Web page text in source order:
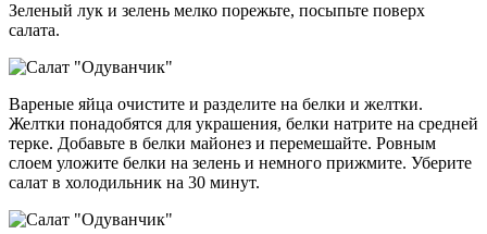
Зеленый лук и зелень мелко порежьте, посыпьте поверх
салата.
Вареные яйца очистите и разделите на белки и желтки.
Желтки понадобятся для украшения, белки натрите на средней
терке. Добавьте в белки майонез и перемешайте. Ровным
слоем уложите белки на зелень и немного прижмите. Уберите
салат в холодильник на 30 минут.